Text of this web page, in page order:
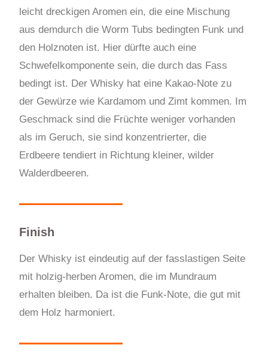
leicht dreckigen Aromen ein, die eine Mischung
aus demdurch die Worm Tubs bedingten Funk und
den Holznoten ist. Hier dürfte auch eine
Schwefelkomponente sein, die durch das Fass
bedingt ist. Der Whisky hat eine Kakao-Note zu
der Gewürze wie Kardamom und Zimt kommen. Im
Geschmack sind die Früchte weniger vorhanden
als im Geruch, sie sind konzentrierter, die
Erdbeere tendiert in Richtung kleiner, wilder
Walderdbeeren.
Finish
Der Whisky ist eindeutig auf der fasslastigen Seite
mit holzig-herben Aromen, die im Mundraum
erhalten bleiben. Da ist die Funk-Note, die gut mit
dem Holz harmoniert.